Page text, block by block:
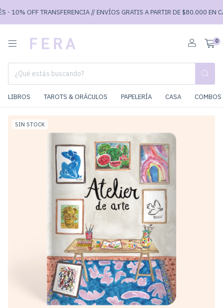
10% OFF TRANSFERENCIA // ENVÍOS GRATIS A PARTIR DE $80.000 EN
0
LIBROS TAROTS & ORÁCULOS PAPELERÍA CASA
SIN STOCK